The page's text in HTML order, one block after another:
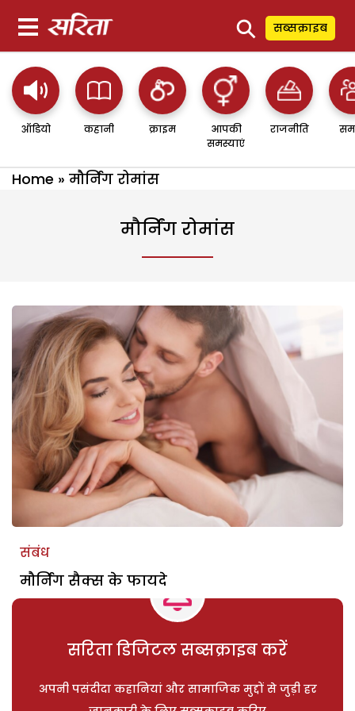
⚲ सब्सक्राइब
ऑडियो कहानी क्राइम
आपकी
समस्याएं
राजनीति
Home » मौर्निंग रोमांस
मौर्निंग रोमांस
संबंध
मौर्निंग सैक्स के फायदे
सरिता डिजिटल सब्सक्राइब करें
अपनी पसंदीदा कहानियां और सामाजिक मुद्दों से जुड़ी हर